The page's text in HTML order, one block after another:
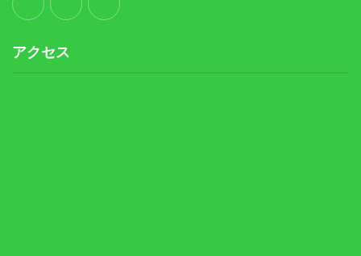
アクセス